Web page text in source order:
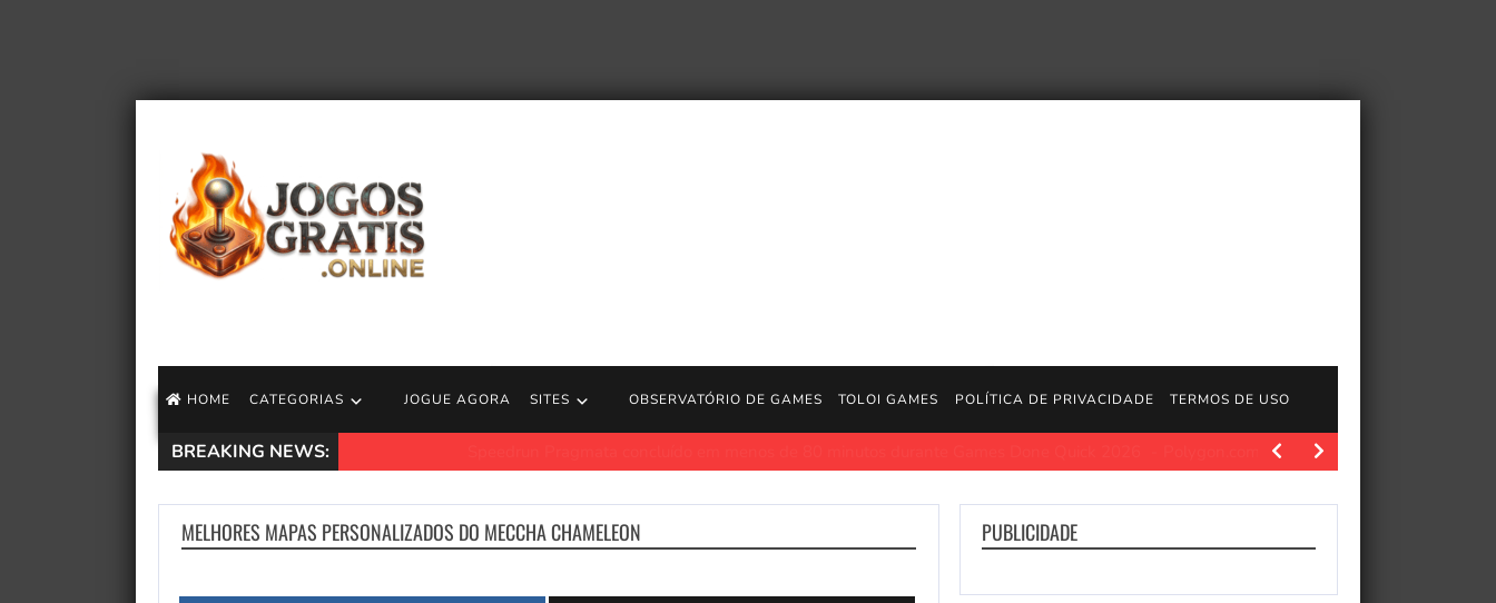
HOME CATEGORIAS JOGUE AGORA SITES OBSERVATÓRIO DE GAMES TOLOI GAMES POLÍTICA DE PRIVACIDADE TERMOS DE USO
BREAKING NEWS: Polygon.com. Quando eu joguei pragmata em abril, levei
MELHORES MAPAS PERSONALIZADOS DO MECCHA CHAMELEON PUBLICIDADE